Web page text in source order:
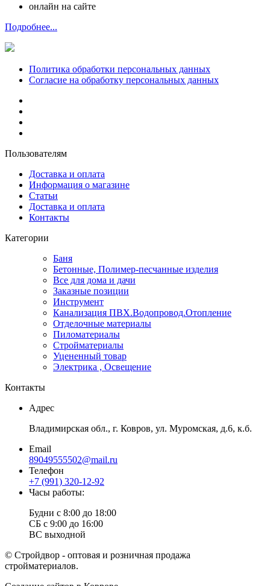
онлайн на сайте
Подробнее...
Политика обработки персональных данных
Согласие на обработку персональных данных
Пользователям
Доставка и оплата
Информация о магазине
Статьи
Доставка и оплата
Контакты
Категории
Баня
Бетонные, Полимер-песчанные изделия
Все для дома и дачи
Заказные позиции
Инструмент
Канализация ПВХ.Водопровод.Отопление
Отделочные материалы
Пиломатериалы
Стройматериалы
Уцененный товар
Электрика , Освещение
Контакты
Адрес
Владимирская обл., г. Ковров, ул. Муромская, д.6, к.б.
Email
89049555502@mail.ru
Телефон
+7 (991) 320-12-92
Часы работы:
Будни с 8:00 до 18:00
СБ с 9:00 до 16:00
ВС выходной
© Стройдвор - оптовая и розничная продажа
стройматериалов.